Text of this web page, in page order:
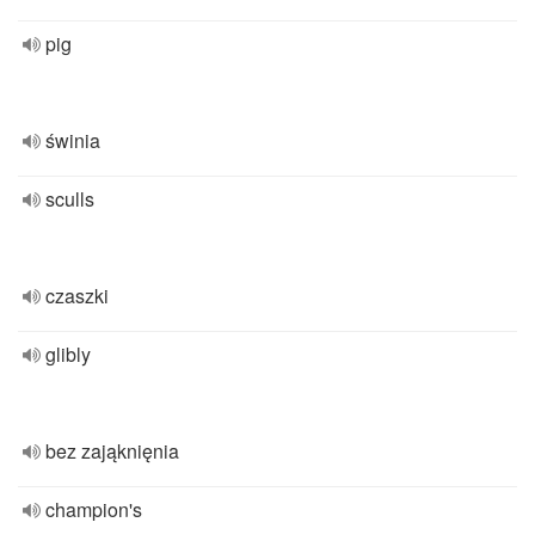
pig
świnia
sculls
czaszki
glibly
bez zająknięnia
champion's